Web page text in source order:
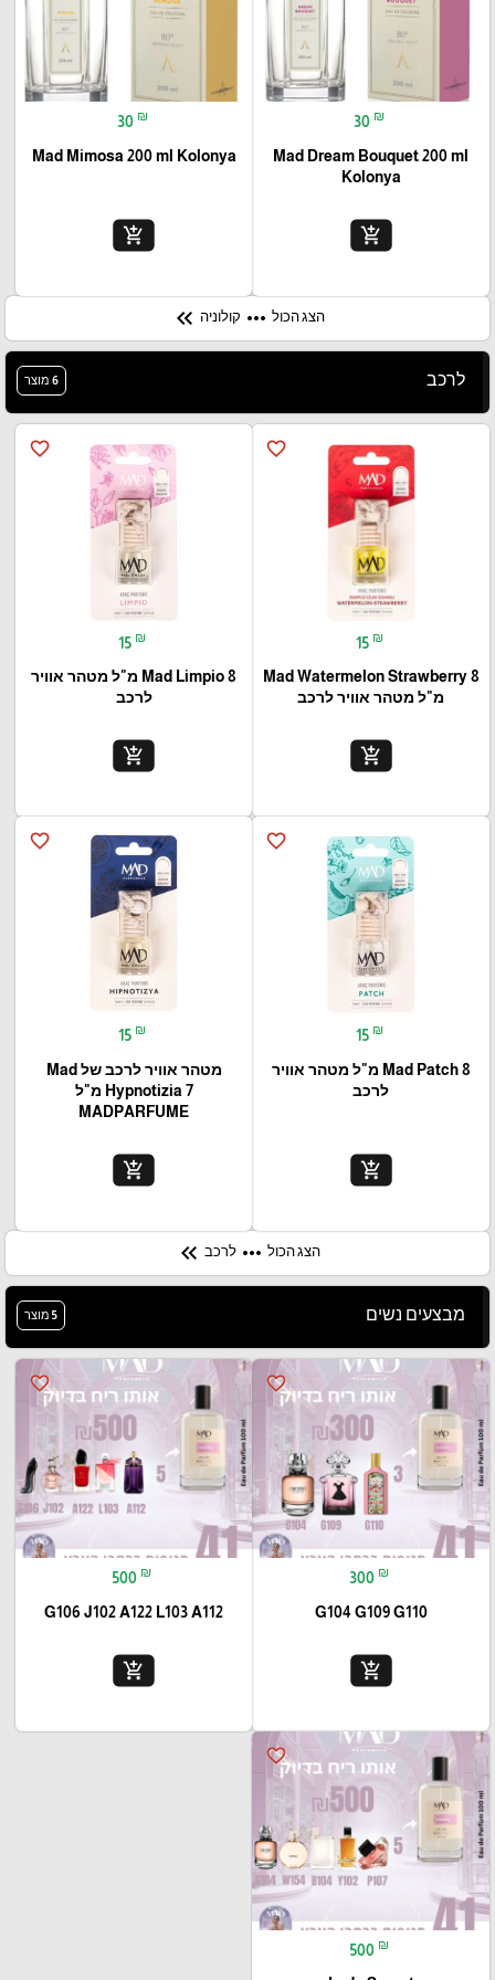
30 ₪
Mad Dream Bouquet 200 ml
Kolonya
add_shopping_cart
30 ₪
Mad Mimosa 200 ml Kolonya
add_shopping_cart
הצג הכול more_horiz קולוניה keyboard_double_arrow_left
לרכב 6 מוצר
favorite_border
15 ₪
Mad Watermelon Strawberry 8
מ"ל מטהר אוויר לרכב
add_shopping_cart
favorite_border
15 ₪
Mad Limpio 8 מ"ל מטהר אוויר
לרכב
add_shopping_cart
favorite_border
15 ₪
Mad Patch 8 מ"ל מטהר אוויר
לרכב
add_shopping_cart
favorite_border
15 ₪
מטהר אוויר לרכב של Mad
Hypnotizia 7 מ"ל
MADPARFUME
add_shopping_cart
הצג הכול more_horiz לרכב keyboard_double_arrow_left
מבצעים נשים 5 מוצר
favorite_border
300 ₪
G104 G109 G110
add_shopping_cart
favorite_border
500 ₪
G106 J102 A122 L103 A112
add_shopping_cart
favorite_border
500 ₪